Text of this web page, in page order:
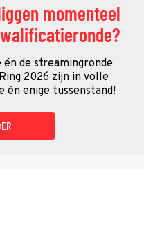
momenteel
de streamingronde
2026 zijn in volle
én enige tussenstand!